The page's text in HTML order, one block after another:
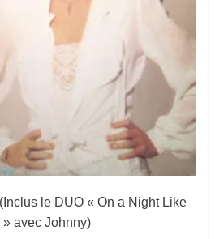
le DUO « On a Night Like
» avec Johnny)